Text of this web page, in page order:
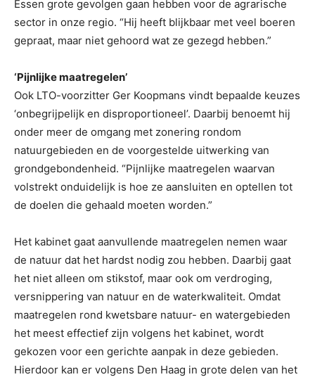
Essen grote gevolgen gaan hebben voor de agrarische
sector in onze regio. “Hij heeft blijkbaar met veel boeren
gepraat, maar niet gehoord wat ze gezegd hebben.”
‘Pijnlijke maatregelen’
Ook LTO-voorzitter Ger Koopmans vindt bepaalde keuzes
‘onbegrijpelijk en disproportioneel’. Daarbij benoemt hij
onder meer de omgang met zonering rondom
natuurgebieden en de voorgestelde uitwerking van
grondgebondenheid. “Pijnlijke maatregelen waarvan
volstrekt onduidelijk is hoe ze aansluiten en optellen tot
de doelen die gehaald moeten worden.”
Het kabinet gaat aanvullende maatregelen nemen waar
de natuur dat het hardst nodig zou hebben. Daarbij gaat
het niet alleen om stikstof, maar ook om verdroging,
versnippering van natuur en de waterkwaliteit. Omdat
maatregelen rond kwetsbare natuur- en watergebieden
het meest effectief zijn volgens het kabinet, wordt
gekozen voor een gerichte aanpak in deze gebieden.
Hierdoor kan er volgens Den Haag in grote delen van het